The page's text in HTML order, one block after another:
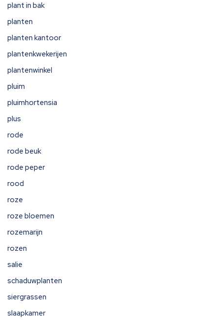
plant in bak
planten
planten kantoor
plantenkwekerijen
plantenwinkel
pluim
pluimhortensia
plus
rode
rode beuk
rode peper
rood
roze
roze bloemen
rozemarijn
rozen
salie
schaduwplanten
siergrassen
slaapkamer